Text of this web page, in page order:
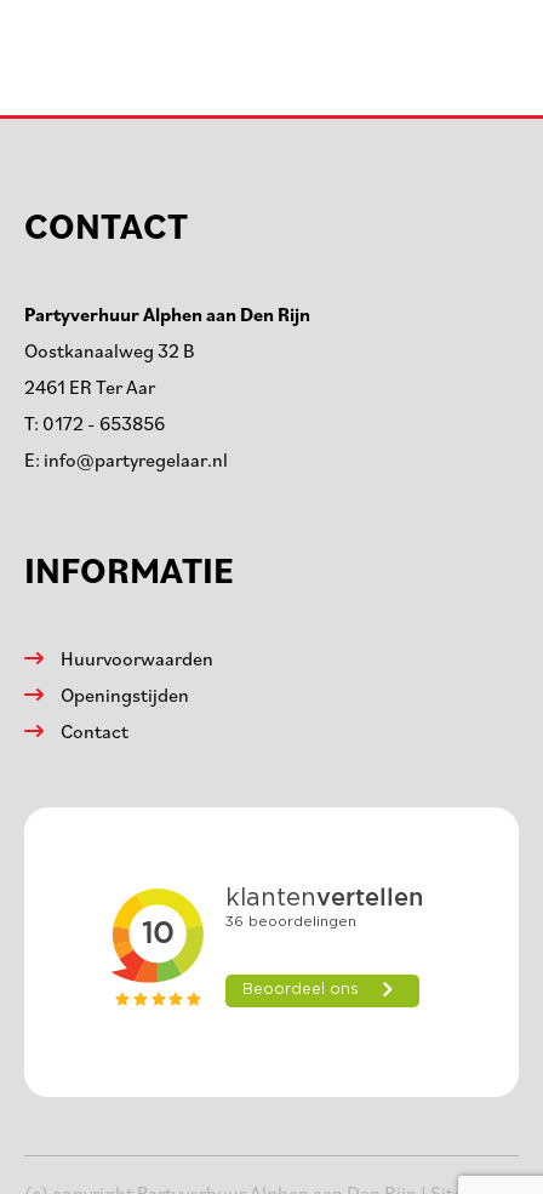
CONTACT
Partyverhuur Alphen aan Den Rijn
Oostkanaalweg 32 B
2461 ER Ter Aar
T: 0172 - 653856
E: info@partyregelaar.nl
INFORMATIE
Huurvoorwaarden
Openingstijden
Contact